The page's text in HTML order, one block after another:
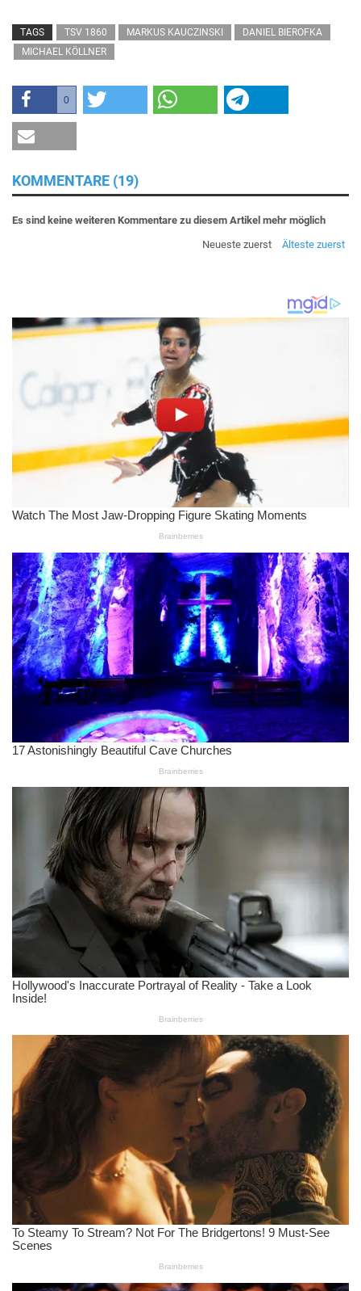
TAGS TSV 1860 MARKUS KAUCZINSKI
DANIEL BIEROFKA
MICHAEL KÖLLNER
0
KOMMENTARE (19)
Es sind keine weiteren Kommentare zu diesem Artikel mehr möglich
Neueste zuerst
Älteste zuerst